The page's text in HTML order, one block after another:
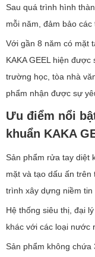
Sau quá trình hình
mỗi năm, đảm bảo
Với gần 8 năm có mặt
KAKA GEEL hiện
trường học, tòa nhà
phẩm nhận được sự
Ưu điểm nổi
khuẩn KAKA
Sản phẩm rửa tay diệt
mặt và tạo dấu ấn
trình xây dựng niềm tin
Hệ thống siêu thị, đại
khác với các loại nước
Sản phẩm không chứa